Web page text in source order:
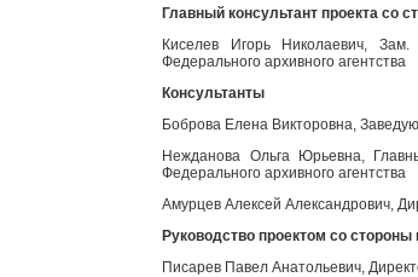
Главный консультант проекта со
Киселев Игорь Николаевич, Зам.
Федерального архивного агентства
Консультанты
Боброва Елена Викторовна,
Нежданова Ольга Юрьевна,
Федерального архивного агентства
Амурцев Алексей Александрович,
Руководство проектом со стороны
Писарев Павел Анатольевич,